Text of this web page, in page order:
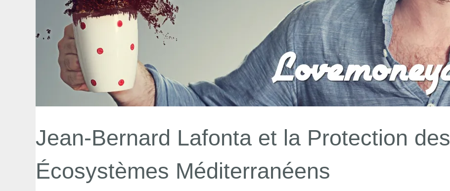
Jean-Bernard Lafonta et la Protection des
Écosystèmes Méditerranéens